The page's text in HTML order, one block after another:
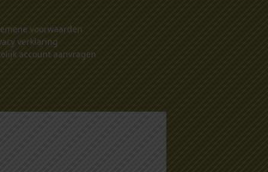
voorwaarden
verklaring
account aanvragen